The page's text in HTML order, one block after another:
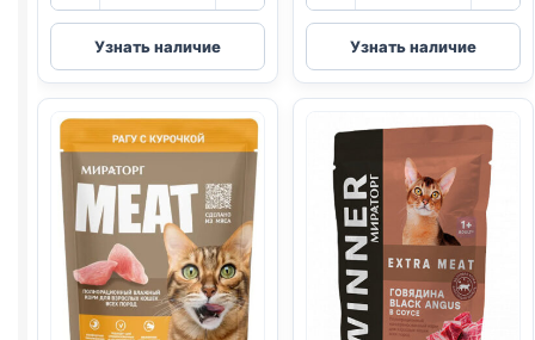
Мираторг
MEAT
(ВЗРОСЛЫЕ,
И
ГОВЯДИНА)
паштет
75г
Узнать наличие
Мираторг
EXTRA
MEAT
ГОВЯДИНА,
BLACK
ANGUS)
80г
Узнать наличие